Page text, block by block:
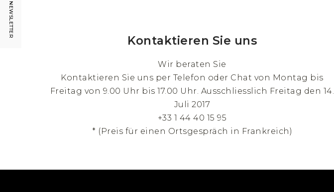
NEWSLETTER
Kontaktieren Sie uns
Wir beraten Sie
Kontaktieren Sie uns per Telefon oder Chat von Montag bis
Freitag von 9.00 Uhr bis 17.00 Uhr. Ausschliesslich Freitag den 14.
Juli 2017
+33 1 44 40 15 95
* (Preis für einen Ortsgespräch in Frankreich)